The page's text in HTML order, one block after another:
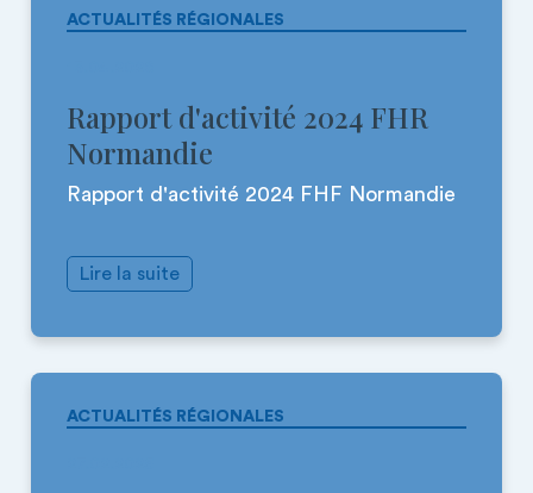
ACTUALITÉS RÉGIONALES
Rapport d'activité 2024 FHR
Normandie
Rapport d'activité 2024 FHF Normandie
Lire la suite
ACTUALITÉS RÉGIONALES